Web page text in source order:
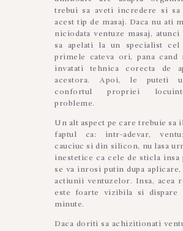
trebui sa aveti incredere si sa
acest tip de masaj. Daca nu ati
niciodata ventuze masaj, atunci
sa apelati la un specialist cel
primele cateva ori, pana cand
invatati tehnica corecta de
acestora. Apoi, le puteti
confortul propriei
probleme.
Un alt aspect pe care trebuie sa
faptul ca: intr-adevar,
cauciuc si din silicon, nu lasa
inestetice ca cele de sticla insa
se va inrosi putin dupa
actiunii ventuzelor. Insa, acea
este foarte vizibila si dispare
minute.
Daca doriti sa achizitionati